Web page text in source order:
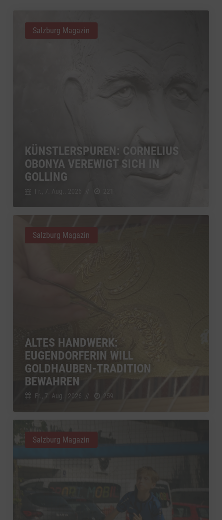
KÜNSTLERSPUREN: CORNELIUS
OBONYA VEREWIGT SICH IN
GOLLING
Fr., 7. Aug.. 2026
Salzburg Magazin
ALTES HANDWERK:
EUGENDORFERIN WILL
GOLDHAUBEN-TRADITION
BEWAHREN
Fr., 7. Aug.. 2026 // 259
Salzburg Magazin
Salzburg Magazin